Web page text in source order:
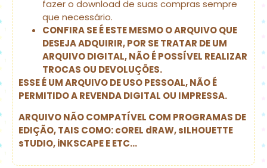
fazer o download de suas compras sempre
que necessário.
CONFIRA SE É ESTE MESMO O ARQUIVO QUE
DESEJA ADQUIRIR, POR SE TRATAR DE UM
ARQUIVO DIGITAL, NÃO É POSSÍVEL REALIZAR
TROCAS OU DEVOLUÇÕES.
ESSE É UM ARQUIVO DE USO PESSOAL, NÃO É
PERMITIDO A REVENDA DIGITAL OU IMPRESSA.
ARQUIVO NÃO COMPATÍVEL COM PROGRAMAS DE
EDIÇÃO, TAIS COMO: cOREL dRAW, sILHOUETTE
sTUDIO, iNKSCAPE E ETC…